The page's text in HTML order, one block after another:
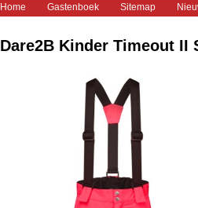
Home Gastenboek Sitemap
Dare2B Kinder Timeout II